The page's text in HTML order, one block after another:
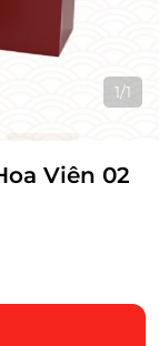
1/1
Viên 02